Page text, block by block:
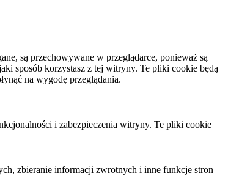
są przechowywane w przeglądarce, ponieważ są
sposób korzystasz z tej witryny. Te pliki cookie będą
na wygodę przeglądania.
i zabezpieczenia witryny. Te pliki cookie
zbieranie informacji zwrotnych i inne funkcje stron